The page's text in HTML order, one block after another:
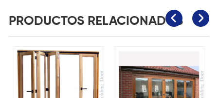
PRODUCTOS RELACIONADOS